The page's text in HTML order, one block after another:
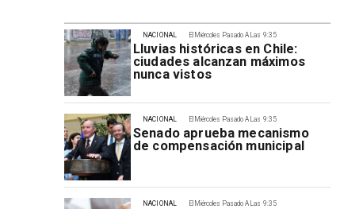
El Miércoles Pasado A Las 9:35
Lluvias históricas en Chile:
ciudades alcanzan máximos
nunca vistos
NACIONAL
El Miércoles Pasado A Las 9:35
Senado aprueba mecanismo
de compensación municipal
NACIONAL
El Miércoles Pasado A Las 9:35
NACIONAL